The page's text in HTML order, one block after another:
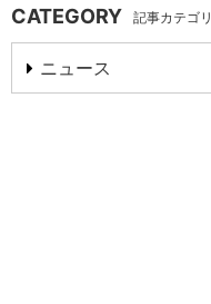
CATEGORY 記事カテゴリ
ニュース